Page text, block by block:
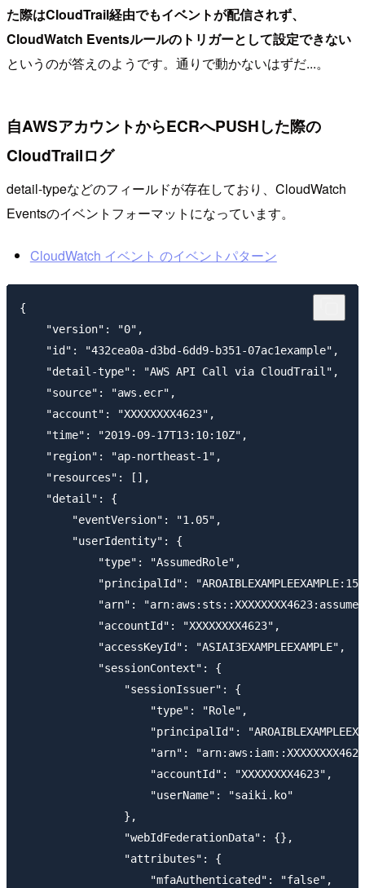
た際はCloudTrail経由でもイベントが配信されず、
CloudWatch Eventsルールのトリガーとして設定できない
というのが答えのようです。通りで動かないはずだ...。
自AWSアカウントからECRへPUSHした際の
CloudTrailログ
detail-typeなどのフィールドが存在しており、CloudWatch
Eventsのイベントフォーマットになっています。
CloudWatch イベント のイベントパターン
{
    "version": "0",
    "id": "432cea0a-d3bd-6dd9-b351-07ac1example",
    "detail-type": "AWS API Call via CloudTrail",
    "source": "aws.ecr",
    "account": "XXXXXXXX4623",
    "time": "2019-09-17T13:10:10Z",
    "region": "ap-northeast-1",
    "resources": [],
    "detail": {
        "eventVersion": "1.05",
        "userIdentity": {
            "type": "AssumedRole",
"principalId":
"arn":
            "accountId": "XXXXXXXX4623",
            "accessKeyId": "ASIAI3EXAMPLEEXAMPLE",
            "sessionContext": {
                "sessionIssuer": {
                    "type": "Role",
"principalId":
"arn":
                    "accountId": "XXXXXXXX4623",
                    "userName": "saiki.ko"
                },
                "webIdFederationData": {},
                "attributes": {
                    "mfaAuthenticated": "false",